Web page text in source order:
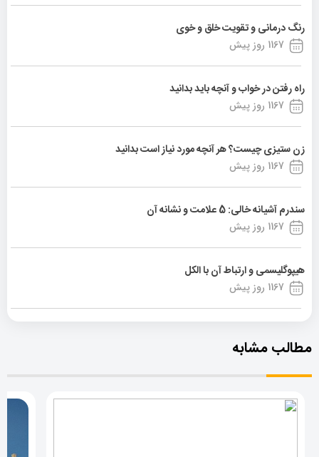
رنگ درمانی و تقویت خلق و خوی
1167 روز پیش
راه رفتن در خواب و آنچه باید بدانید
1167 روز پیش
زن ستیزی چیست؟ هر آنچه مورد نیاز است بدانید
1167 روز پیش
سندرم آشیانه خالی: 5 علامت و نشانه آن
1167 روز پیش
هیپوگلیسمی و ارتباط آن با الکل
1167 روز پیش
مطالب مشابه